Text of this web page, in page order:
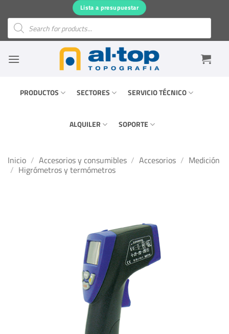
contenido
Lista a presupuestar
Búsqueda
productos
PRODUCTOS SECTORES SERVICIO TÉCNICO
ALQUILER SOPORTE
Inicio / Accesorios y consumibles / Accesorios / Medición
/ Higrómetros y termómetros